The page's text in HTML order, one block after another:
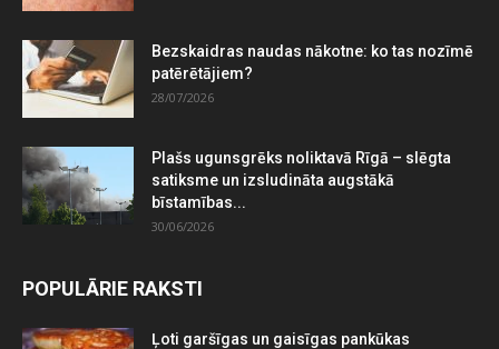
Bezskaidras naudas nākotne: ko tas nozīmē
patērētājiem?
28/07/2026
Plašs ugunsgrēks noliktavā Rīgā – slēgta
satiksme un izsludināta augstākā
bīstamības...
30/06/2026
POPULĀRIE RAKSTI
Ļoti garšīgas un gaisīgas pankūkas